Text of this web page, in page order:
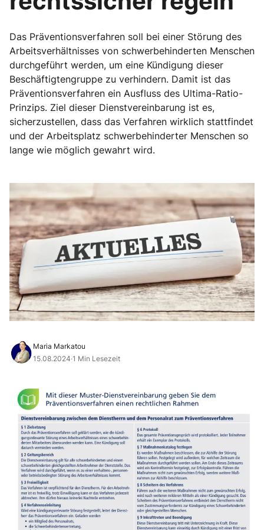
Das Präventionsverfahren soll bei einer Störung des
Arbeitsverhältnisses von schwerbehinderten Menschen
durchgeführt werden, um eine Kündigung dieser
Beschäftigtengruppe zu verhindern. Damit ist das
Präventionsverfahren ein Ausfluss des Ultima-Ratio-
Prinzips. Ziel dieser Dienstvereinbarung ist es,
sicherzustellen, dass das Verfahren wirklich stattfindet
und der Arbeitsplatz schwerbehinderter Menschen so
lange wie möglich gewahrt wird.
Maria Markatou
15.08.2024·1 Min Lesezeit